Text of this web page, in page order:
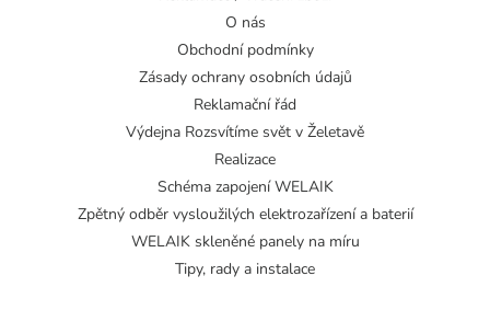
O nás
Obchodní podmínky
Zásady ochrany osobních údajů
Reklamační řád
Výdejna Rozsvítíme svět v Želetavě
Realizace
Schéma zapojení WELAIK
Zpětný odběr vysloužilých elektrozařízení a baterií
WELAIK skleněné panely na míru
Tipy, rady a instalace